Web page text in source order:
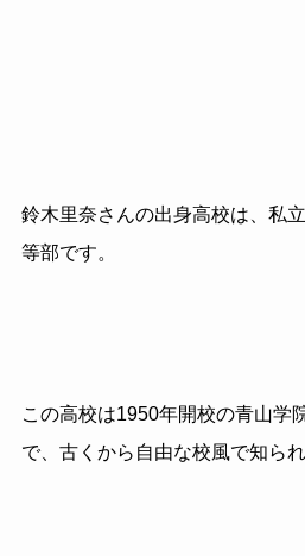
鈴木里奈さんの出身高校は、私
等部です。
この高校は1950年開校の青山学
で、古くから自由な校風で知られ